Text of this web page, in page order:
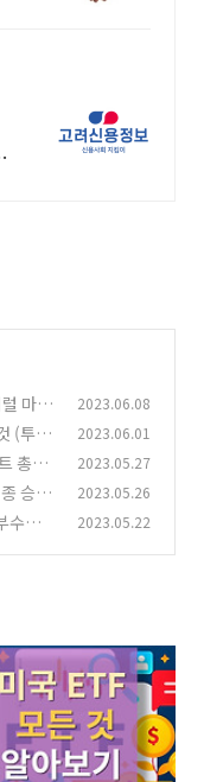
마케
2023.06.08
(투자
2023.06.01
총정
2023.05.27
승자
(20)
2023.05.26
수입
2023.05.22